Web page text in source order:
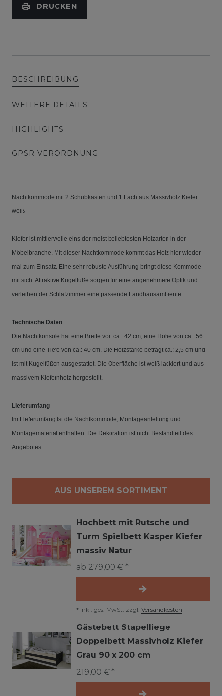
DRUCKEN
BESCHREIBUNG
WEITERE DETAILS
HIGHLIGHTS
GPSR VERORDNUNG
Nachtkommode mit 2 Schubkasten und 1 Fach aus Massivholz Kiefer
weiß
Kiefer ist mittlerweile eins der meist beliebtesten Holzarten in der
Möbelbranche. Mit dieser Nachtkommode kommt das Holz hier wieder
mal zum Einsatz. Eine sehr robuste Ausführung bringt diese Kommode
mit sich. Attraktive Kugelfüße sorgen für eine angenehmere Optik und
verleihen der Schlafzimmer eine passende Landhausambiente.
Technische Daten
Die Nachtkonsole hat eine Breite von ca.: 42 cm, eine Höhe von ca.: 56
cm und eine Tiefe von ca.: 40 cm. Die Holzstärke beträgt ca.: 2,5 cm und
ist mit Kugelfüßen ausgestattet. Die Oberfläche ist weiß lackiert und aus
massivem Kiefernholz hergestellt.
Lieferumfang
Im Lieferumfang ist die Nachtkommode, Montageanleitung und
Montagematerial enthalten. Die Dekoration ist nicht Bestandteil des
Angebotes.
AUS UNSEREM SORTIMENT
Hochbett mit Rutsche und
Turm Spielbett Kasper Kiefer
massiv Natur
ab 279,00 € *
* inkl. ges. MwSt. zzgl. Versandkosten
Gästebett Stapelliege
Doppelbett Massivholz Kiefer
Grau 90 x 200 cm
219,00 € *